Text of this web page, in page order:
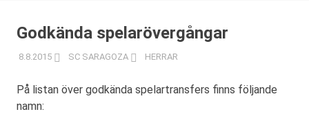
Godkända spelarövergångar
8.8.2015 SC SARAGOZA HERRAR
På listan över godkända spelartransfers finns följande
namn: